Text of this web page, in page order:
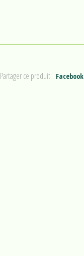
Partager ce produit: Facebook